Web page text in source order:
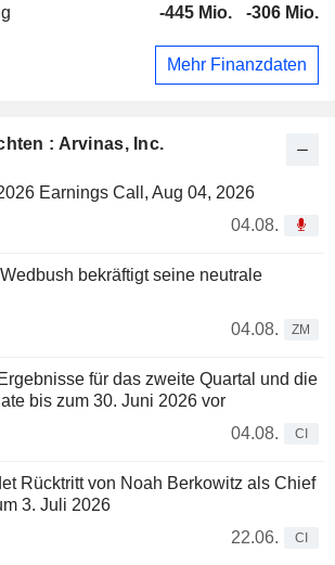
: Arvinas, Inc.
Earnings Call, Aug 04, 2026
04.08.
bekräftigt seine neutrale
04.08.
ZM
für das zweite Quartal und die
bis zum 30. Juni 2026 vor
04.08.
CI
Rücktritt von Noah Berkowitz als Chief
3. Juli 2026
22.06.
CI
-445 Mio. -306 Mio.
Mehr Finanzdaten